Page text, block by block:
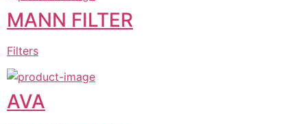
MANN FILTER
Filters
AVA